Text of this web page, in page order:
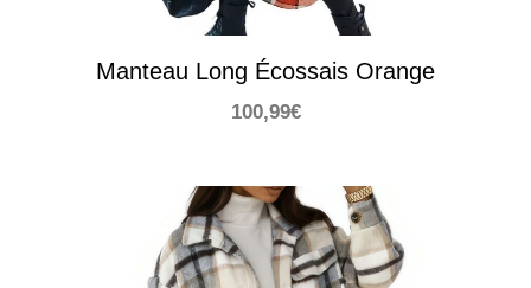
Manteau Long Écossais Orange
100,99€